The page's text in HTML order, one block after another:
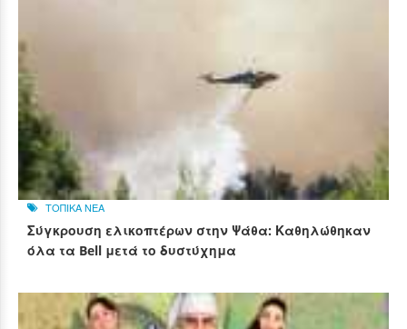
ΤΟΠΙΚΑ ΝΕΑ
Σύγκρουση ελικοπτέρων στην Ψάθα: Καθηλώθηκαν
όλα τα Bell μετά το δυστύχημα